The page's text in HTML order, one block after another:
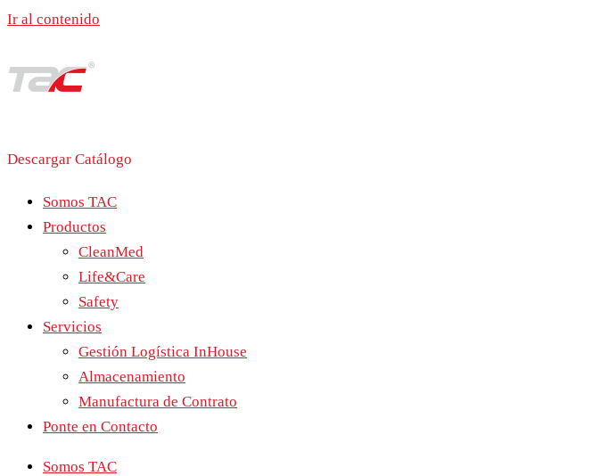
Ir al contenido
Descargar Catálogo
Somos TAC
Productos
CleanMed
Life&Care
Safety
Servicios
Gestión Logística InHouse
Almacenamiento
Manufactura de Contrato
Ponte en Contacto
Somos TAC